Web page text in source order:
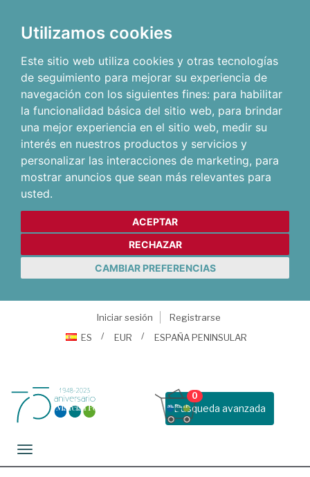
Utilizamos cookies
Este sitio web utiliza cookies y otras tecnologías
de seguimiento para mejorar su experiencia de
navegación con los siguientes fines: para habilitar
la funcionalidad básica del sitio web, para brindar
una mejor experiencia en el sitio web, medir su
interés en nuestros productos y servicios y
personalizar las interacciones de marketing, para
mostrar anuncios que sean más relevantes para
usted.
ACEPTAR
RECHAZAR
CAMBIAR PREFERENCIAS
Iniciar sesión
Registrarse
ES
EUR ESPAÑA PENINSULAR
Busqueda avanzada
0
Toggle navigation